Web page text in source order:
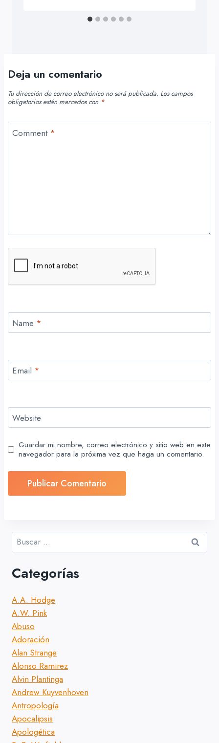
Deja un comentario
Tu dirección de correo electrónico no será publicada. Los campos
obligatorios están marcados con *
Comment *
Name *
Email *
Website
Guardar mi nombre, correo electrónico y sitio web en este
navegador para la próxima vez que haga un comentario.
Buscar:
Categorías
A.A. Hodge
A.W. Pink
Abuso
Adoración
Alan Strange
Alonso Ramirez
Alvin Plantinga
Andrew Kuyvenhoven
Antropología
Apocalipsis
Apologética